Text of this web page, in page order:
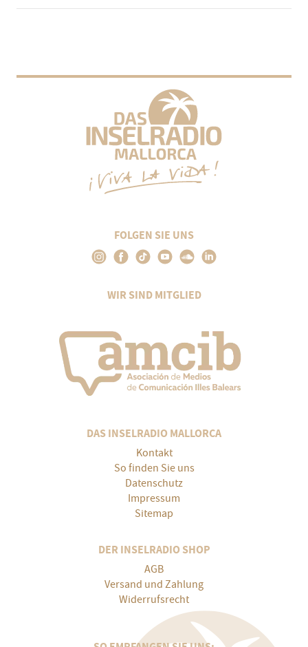
FOLGEN SIE UNS
WIR SIND MITGLIED
DAS INSELRADIO MALLORCA
Kontakt
So finden Sie uns
Datenschutz
Impressum
Sitemap
DER INSELRADIO SHOP
AGB
Versand und Zahlung
Widerrufsrecht